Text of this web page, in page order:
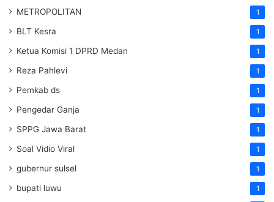
METROPOLITAN 1
BLT Kesra 1
Ketua Komisi 1 DPRD Medan 1
Reza Pahlevi 1
Pemkab ds 1
Pengedar Ganja 1
SPPG Jawa Barat 1
Soal Vidio Viral 1
gubernur sulsel 1
bupati luwu 1